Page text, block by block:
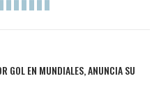
GOL EN MUNDIALES, ANUNCIA SU